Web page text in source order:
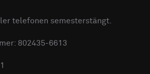
telefonen semesterstängt.
802435-6613